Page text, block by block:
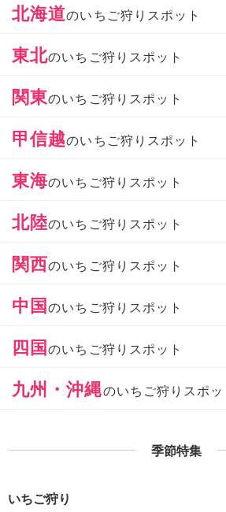
北海道のいちご狩りスポット
東北のいちご狩りスポット
関東のいちご狩りスポット
甲信越のいちご狩りスポット
東海のいちご狩りスポット
北陸のいちご狩りスポット
関西のいちご狩りスポット
中国のいちご狩りスポット
四国のいちご狩りスポット
九州・沖縄のいちご狩りスポッ
季節特集
いちご狩り